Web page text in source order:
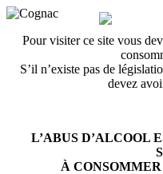
Pour visiter ce site vous
S’il n’existe pas de
devez
L’ABUS D’ALCOOL
À